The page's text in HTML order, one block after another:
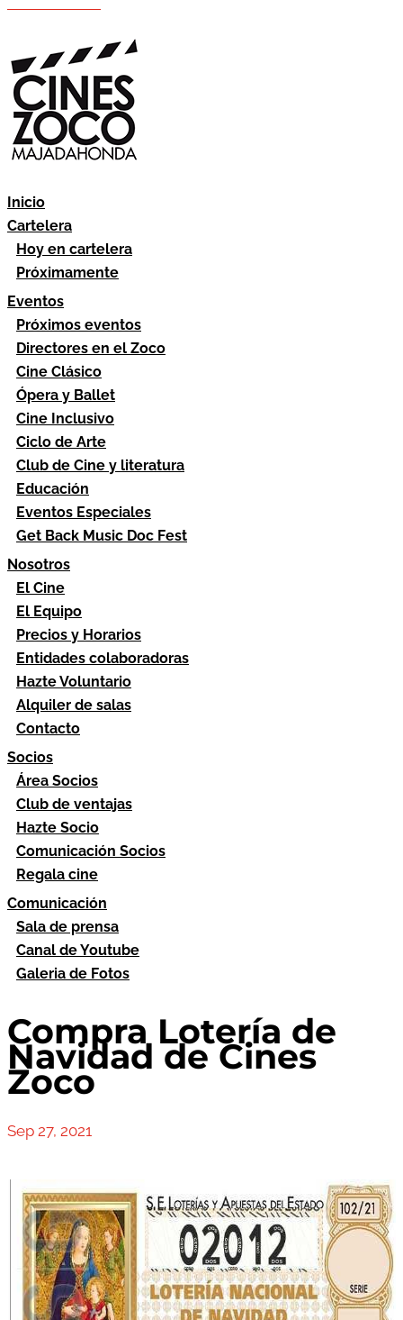
Inicio
Cartelera
Hoy en cartelera
Próximamente
Eventos
Próximos eventos
Directores en el Zoco
Cine Clásico
Ópera y Ballet
Cine Inclusivo
Ciclo de Arte
Club de Cine y literatura
Educación
Eventos Especiales
Get Back Music Doc Fest
Nosotros
El Cine
El Equipo
Precios y Horarios
Entidades colaboradoras
Hazte Voluntario
Alquiler de salas
Contacto
Socios
Área Socios
Club de ventajas
Hazte Socio
Comunicación Socios
Regala cine
Comunicación
Sala de prensa
Canal de Youtube
Galeria de Fotos
Compra Lotería de
Navidad de Cines
Zoco
Sep 27, 2021